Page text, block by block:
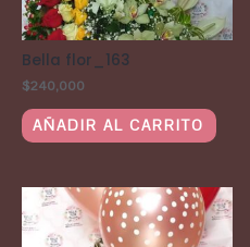
Bella flor_163
$240,000
AÑADIR AL CARRITO